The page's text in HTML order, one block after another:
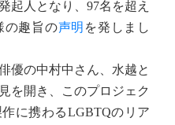
起人となり、97名を超え
の趣旨の声明 を発しまし
優の中村中さん、水越と
を開き、このプロジェク
に携わるLGBTQのリア